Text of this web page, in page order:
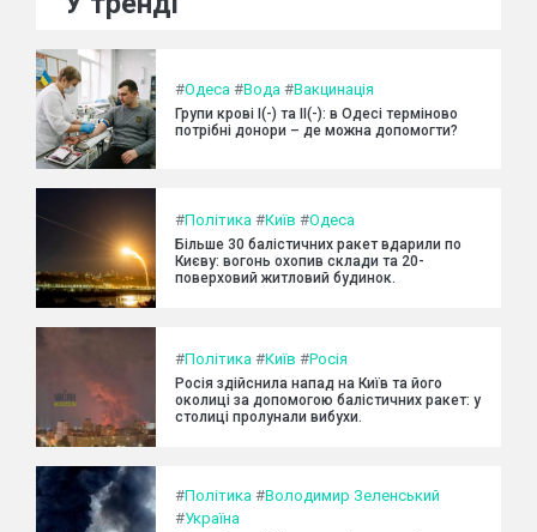
#Одеса #Вода #Вакцинація
Групи крові I(-) та II(-): в Одесі терміново
потрібні донори – де можна допомогти?
#Політика #Київ #Одеса
Більше 30 балістичних ракет вдарили по
Києву: вогонь охопив склади та 20-
поверховий житловий будинок.
#Політика #Київ #Росія
Росія здійснила напад на Київ та його
околиці за допомогою балістичних ракет: у
столиці пролунали вибухи.
#Політика #Володимир Зеленський
#Україна